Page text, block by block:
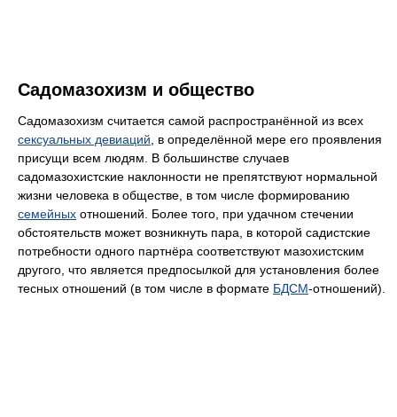
Садомазохизм и общество
Садомазохизм считается самой распространённой из всех
сексуальных девиаций, в определённой мере его проявления
присущи всем людям. В большинстве случаев
садомазохистские наклонности не препятствуют нормальной
жизни человека в обществе, в том числе формированию
семейных отношений. Более того, при удачном стечении
обстоятельств может возникнуть пара, в которой садистские
потребности одного партнёра соответствуют мазохистским
другого, что является предпосылкой для установления более
тесных отношений (в том числе в формате БДСМ-отношений).